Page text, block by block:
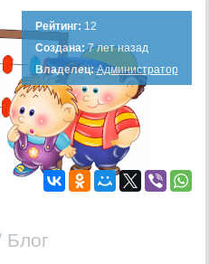
Рейтинг: 12
Создана: 7 лет назад
Владелец: Администратор
Блог